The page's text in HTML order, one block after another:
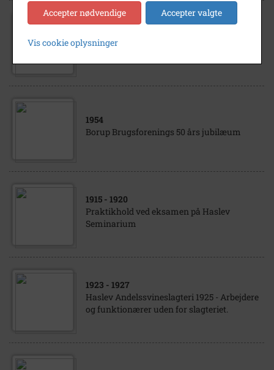
1924- 1926
Julekoncert 1925 til fordel for Odd Fellows
1954
Borup Brugsforenings 50 års jubilæum
1915 - 1920
Praktikhold ved eksamen på Haslev
Seminarium
1923 - 1927
Haslev Andelssvineslagteri 1925 - Arbejdere
og funktionærer uden for slagteriet.
Accepter nødvendige Accepter valgte
Vis cookie oplysninger